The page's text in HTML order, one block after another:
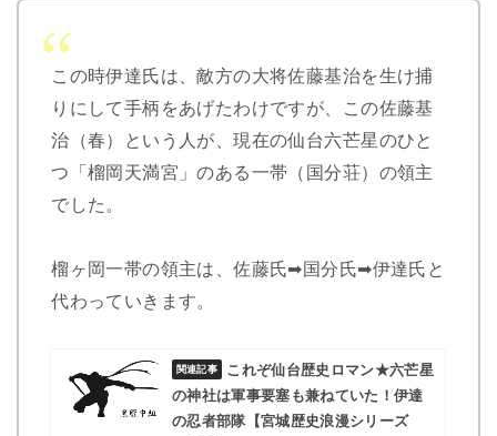
この時伊達氏は、敵方の大将佐藤基治を生け捕
りにして手柄をあげたわけですが、この佐藤基
治（春）という人が、現在の仙台六芒星のひと
つ「榴岡天満宮」のある一帯（国分荘）の領主
でした。
榴ヶ岡一帯の領主は、佐藤氏➡国分氏➡伊達氏と
代わっていきます。
これぞ仙台歴史ロマン★六芒星
の神社は軍事要塞も兼ねていた！伊達
の忍者部隊【宮城歴史浪漫シリーズ